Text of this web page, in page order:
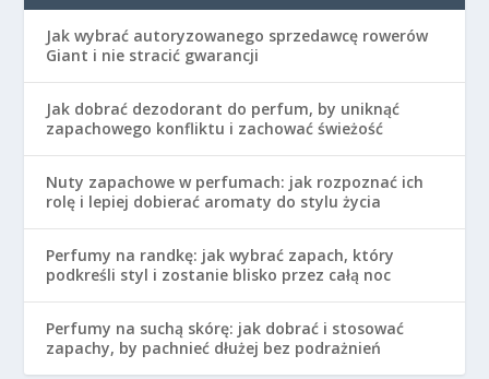
Jak wybrać autoryzowanego sprzedawcę rowerów
Giant i nie stracić gwarancji
Jak dobrać dezodorant do perfum, by uniknąć
zapachowego konfliktu i zachować świeżość
Nuty zapachowe w perfumach: jak rozpoznać ich
rolę i lepiej dobierać aromaty do stylu życia
Perfumy na randkę: jak wybrać zapach, który
podkreśli styl i zostanie blisko przez całą noc
Perfumy na suchą skórę: jak dobrać i stosować
zapachy, by pachnieć dłużej bez podrażnień